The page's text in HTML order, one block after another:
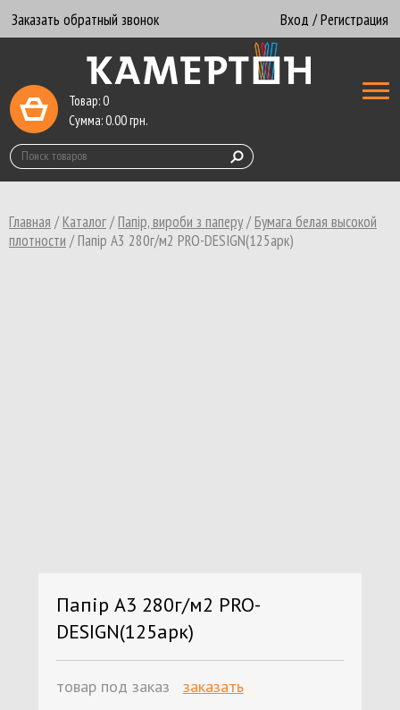
Заказать обратный звонок Вход / Регистрация
Товар:0
Сумма:0.00грн.
Главная /Каталог/Папір, вироби з паперу/Бумага белая высокой
плотности /Папiр А3 280г/м2 PRO-DESIGN(125арк)
Папiр А3 280г/м2 PRO-
DESIGN(125арк)
товар под заказ заказать